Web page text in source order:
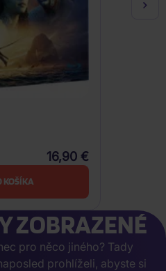
16,90 €
KOŠÍKA
ZOBRAZENÉ
pro něco jiného? Tady
prohlíželi, abyste si